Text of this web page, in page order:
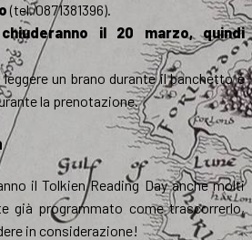
(tel. 0871381396).
il 20 marzo, quindi
un brano durante il banchetto è
la prenotazione.
il Tolkien Reading Day anche molti
già programmato come trascorrerlo,
in considerazione!